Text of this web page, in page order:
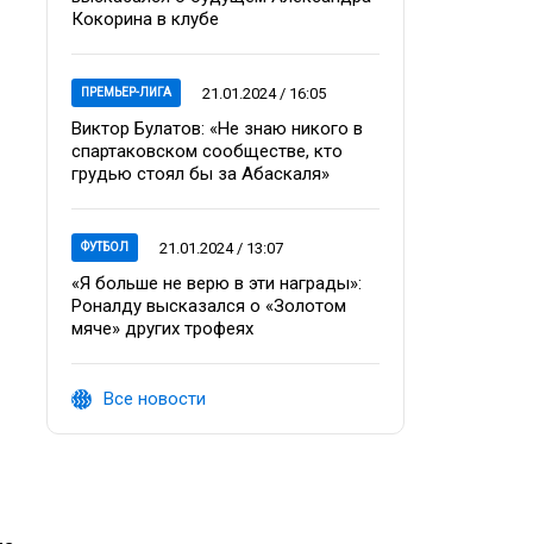
Кокорина в клубе
ПРЕМЬЕР-ЛИГА 21.01.2024 / 16:05
Виктор Булатов: «Не знаю никого в
спартаковском сообществе, кто
грудью стоял бы за Абаскаля»
ФУТБОЛ 21.01.2024 / 13:07
«Я больше не верю в эти награды»:
Роналду высказался о «Золотом
мяче» других трофеях
Все новости